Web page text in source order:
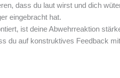
dass du laut wirst und dich
eingebracht hat.
ist deine Abwehrreaktion
du auf konstruktives Feedback